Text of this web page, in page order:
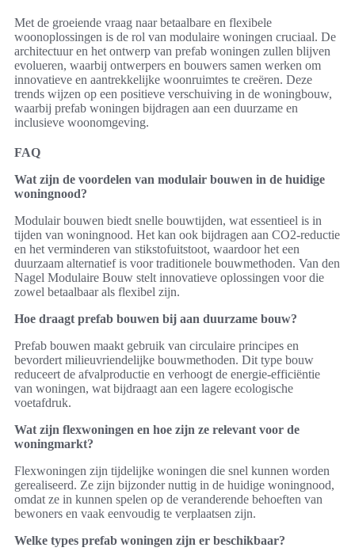
Met de groeiende vraag naar betaalbare en flexibele
woonoplossingen is de rol van modulaire woningen cruciaal. De
architectuur en het ontwerp van prefab woningen zullen blijven
evolueren, waarbij ontwerpers en bouwers samen werken om
innovatieve en aantrekkelijke woonruimtes te creëren. Deze
trends wijzen op een positieve verschuiving in de woningbouw,
waarbij prefab woningen bijdragen aan een duurzame en
inclusieve woonomgeving.
FAQ
Wat zijn de voordelen van modulair bouwen in de huidige
woningnood?
Modulair bouwen biedt snelle bouwtijden, wat essentieel is in
tijden van woningnood. Het kan ook bijdragen aan CO2-reductie
en het verminderen van stikstofuitstoot, waardoor het een
duurzaam alternatief is voor traditionele bouwmethoden. Van den
Nagel Modulaire Bouw stelt innovatieve oplossingen voor die
zowel betaalbaar als flexibel zijn.
Hoe draagt prefab bouwen bij aan duurzame bouw?
Prefab bouwen maakt gebruik van circulaire principes en
bevordert milieuvriendelijke bouwmethoden. Dit type bouw
reduceert de afvalproductie en verhoogt de energie-efficiëntie
van woningen, wat bijdraagt aan een lagere ecologische
voetafdruk.
Wat zijn flexwoningen en hoe zijn ze relevant voor de
woningmarkt?
Flexwoningen zijn tijdelijke woningen die snel kunnen worden
gerealiseerd. Ze zijn bijzonder nuttig in de huidige woningnood,
omdat ze in kunnen spelen op de veranderende behoeften van
bewoners en vaak eenvoudig te verplaatsen zijn.
Welke types prefab woningen zijn er beschikbaar?